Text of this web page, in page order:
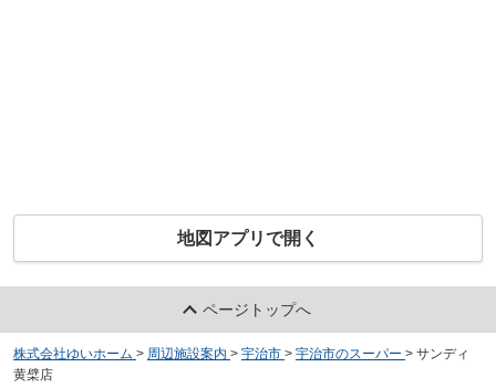
地図アプリで開く
ページトップへ
株式会社ゆいホーム > 周辺施設案内 > 宇治市 > 宇治市のスーパー > サンディ
黄檗店